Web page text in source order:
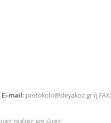
E–mail: protokolo@deyakoz.gr ή FAX:
ημέρες και ώρες.